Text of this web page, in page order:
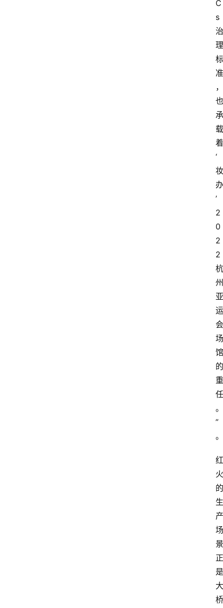
C
s
治
理
标
准
，
也
承
载
着
‘
妆
办
’
2
0
2
2
杭
州
亚
运
会
场
馆
的
重
任
。
”
。
红
火
的
生
产
场
景
正
是
大
桥